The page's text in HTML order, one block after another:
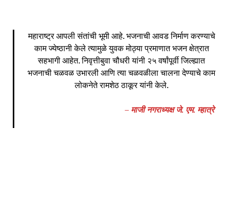
महाराष्ट्र आपली संतांची भूमी आहे. भजनाची आवड निर्माण करण्याचे
काम ज्येष्ठानी केले त्यामुळे युवक मोठ्या प्रमाणात भजन क्षेत्रात
सहभागी आहेत. निवृत्तीबुवा चौधरी यांनी २५ वर्षांपूर्वी जिल्ह्यात
भजनाची चळवळ उभारली आणि त्या चळवळीला चालना देण्याचे काम
लोकनेते रामशेठ ठाकूर यांनी केले.
– माजी नगराध्यक्ष जे. एम. म्हात्रे